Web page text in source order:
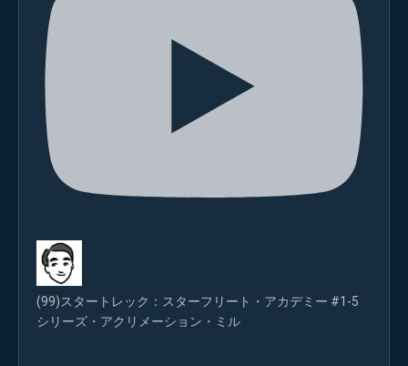
(99)スタートレック：スターフリート・アカデミー #1-5
シリーズ・アクリメーション・ミル